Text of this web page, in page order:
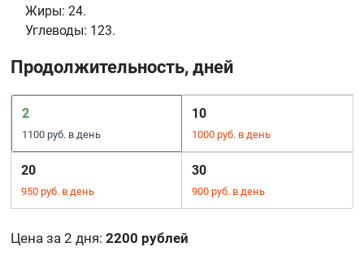
Жиры: 24.
Углеводы: 123.
Продолжительность, дней
2
1100 руб. в день
10
1000 руб. в день
20
950 руб. в день
30
900 руб. в день
Цена за 2 дня:2200 рублей